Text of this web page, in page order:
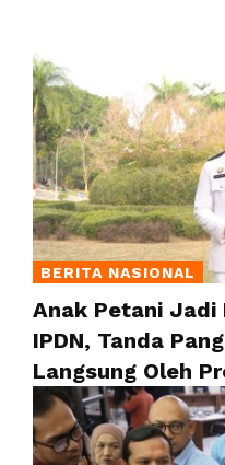
BERITA NASIONAL
Anak Petani Jadi
IPDN, Tanda
Langsung Oleh